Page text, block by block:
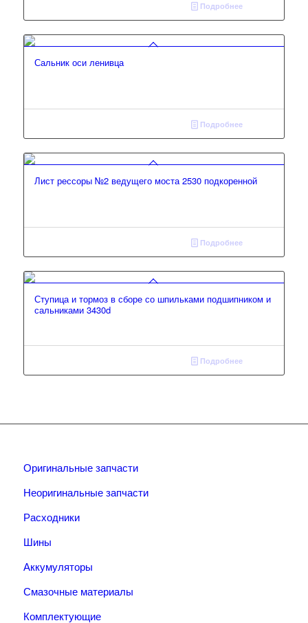
Подробнее
Сальник оси ленивца
Подробнее
Лист рессоры №2 ведущего моста 2530 подкоренной
Подробнее
Ступица и тормоз в сборе со шпильками подшипником и
сальниками 3430d
Подробнее
Оригинальные запчасти
Неоригинальные запчасти
Расходники
Шины
Аккумуляторы
Смазочные материалы
Комплектующие